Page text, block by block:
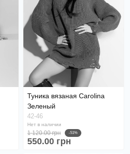
Туника вязаная Carolina
Зеленый
42-46
Нет в наличии
1 120.00 грн -51%
550.00 грн